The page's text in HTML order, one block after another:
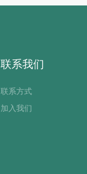
联系我们
联系方式
加入我们